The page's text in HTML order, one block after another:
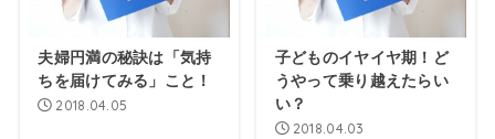
夫婦円満の秘訣は「気持
ちを届けてみる」こと！
2018.04.05
子どものイヤイヤ期！ど
うやって乗り越えたらい
い？
2018.04.03